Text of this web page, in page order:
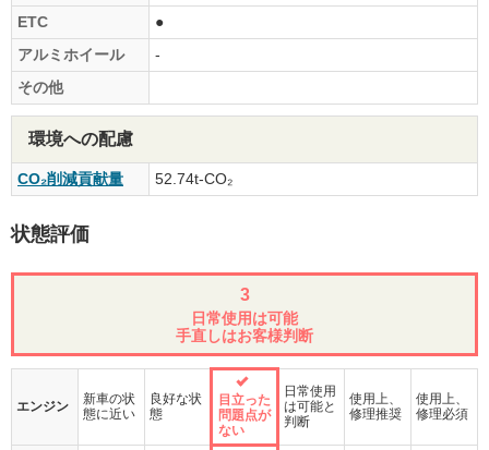
ETC
●
アルミホイール
-
その他
環境への配慮
CO₂削減貢献量 52.74t-CO₂
状態評価
3
日常使用は可能
手直しはお客様判断
エンジン
新車の状
態に近い
良好な状
態
目立った
問題点が
ない
日常使用
は可能と
判断
使用上、
修理推奨
使用上、
修理必須